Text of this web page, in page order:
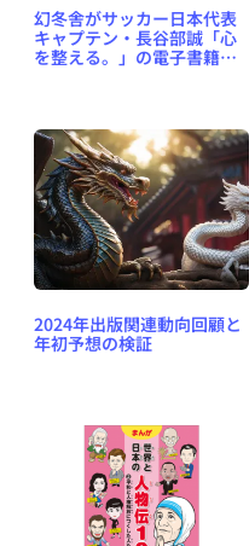
幻冬舎がサッカー日本代表
キャプテン・長谷部誠「心
を整える。」の電子書籍版
2024年出版関連動向回顧と
年初予想の検証